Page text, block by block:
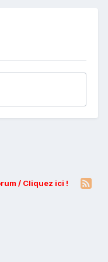
/ Cliquez ici !